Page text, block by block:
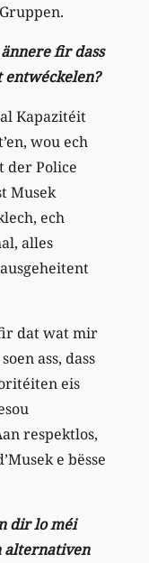
fir dass
entwéckelen?
Kapazitéit
wou ech
der Police
Musek
ech
alles
dat wat mir
ass, dass
eis
respektlos,
e bësse
dir lo méi
alternativen